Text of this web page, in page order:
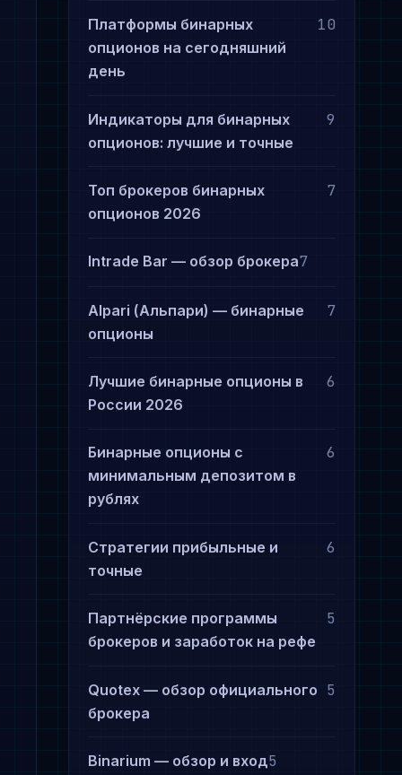
Платформы бинарных
опционов на сегодняшний
день
10
Индикаторы для бинарных
опционов: лучшие и точные
9
Топ брокеров бинарных
опционов 2026
7
Intrade Bar — обзор брокера7
Alpari (Альпари) — бинарные
опционы
7
Лучшие бинарные опционы в
России 2026
6
Бинарные опционы с
минимальным депозитом в
рублях
6
Стратегии прибыльные и
точные
6
Партнёрские программы
брокеров и заработок на рефе
5
Quotex — обзор официального
брокера
5
Binarium — обзор и вход5